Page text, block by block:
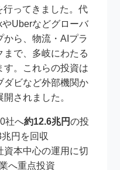
行ってきました。代
Uberなどグローバ
から、物流・AIプラ
まで、多岐にわたる
す。これらの投資は
ダビなど外部機関か
されました。
社へ約12.6兆円の投
円を回収
資本中心の運用に切
へ重点投資